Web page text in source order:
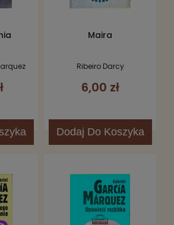
Maira
Ribeiro Darcy
6,00 zł
Dodaj Do Koszyka